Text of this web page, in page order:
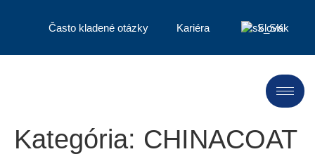
Často kladené otázky Kariéra Slovak
Kategória: CHINACOAT